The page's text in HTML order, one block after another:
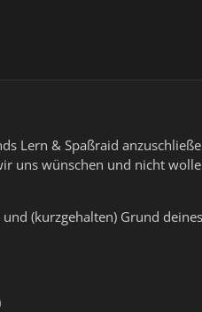
Lern & Spaßraid
uns wünschen und nicht
(kurzgehalten) Grund